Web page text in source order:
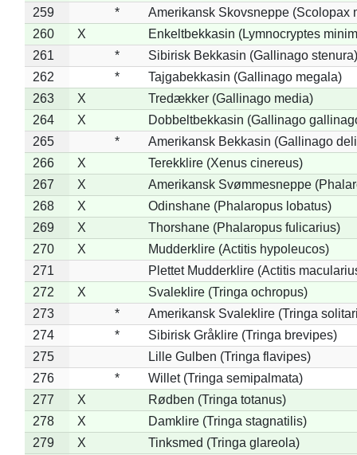
259
*
Amerikansk Skovsneppe (Scolopax
260
X
Enkeltbekkasin (Lymnocryptes
261
*
Sibirisk Bekkasin (Gallinago stenura)
262
*
Tajgabekkasin (Gallinago megala)
263
X
Tredækker (Gallinago media)
264
X
Dobbeltbekkasin (Gallinago
265
*
Amerikansk Bekkasin (Gallinago
266
X
Terekklire (Xenus cinereus)
267
X
Amerikansk Svømmesneppe
268
X
Odinshane (Phalaropus lobatus)
269
X
Thorshane (Phalaropus fulicarius)
270
X
Mudderklire (Actitis hypoleucos)
271
Plettet Mudderklire (Actitis
272
X
Svaleklire (Tringa ochropus)
273
*
Amerikansk Svaleklire (Tringa
274
*
Sibirisk Gråklire (Tringa brevipes)
275
Lille Gulben (Tringa flavipes)
276
*
Willet (Tringa semipalmata)
277
X
Rødben (Tringa totanus)
278
X
Damklire (Tringa stagnatilis)
279
X
Tinksmed (Tringa glareola)